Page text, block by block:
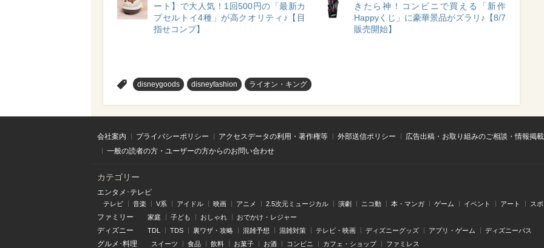
ート】で大人気！1回500円の「最新カ
プセルトイ4種」が高クオリティ♪【目
指せコンプ】
きたら神！コンビニで買える「新作
Happyくじ」に豪華景品がズラリ♪【8/7
販売開始】
disneygoods disneyfashion ライオン・キング
会社案内 プライバシーポリシー アクセスデータの利用・著作権等 外部送信ポリシー
広告出稿・お取り組みのご相談・情報掲
一般の読者の方・ユーザーの方からのお問い合わせ
カテゴリー
エンタメ･テレビ
テレビ 音楽 V系 アイドル 映画 アニメ 2.5次元ミュージカル 演劇 ニコ動 本・マンガ ゲーム イベント アート ス
ファミリー 家庭 子ども おしゃれ おでかけ・レジャー
ディズニー TDL TDS 裏ワザ・攻略 混雑予想 混雑対策 テレビ・映画 ディズニーグッズ アプリ・ゲーム ディズニーパス
グルメ･料理 スイーツ 食品 飲料 お菓子 お酒 コンビニ カフェ・ショップ ファミレス